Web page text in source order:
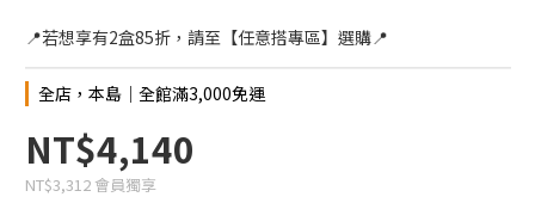
📍若想享有2盒85折，請至【任意搭專區】選購📍
全店，本島│全館滿3,000免運
NT$4,140
NT$3,312 會員獨享